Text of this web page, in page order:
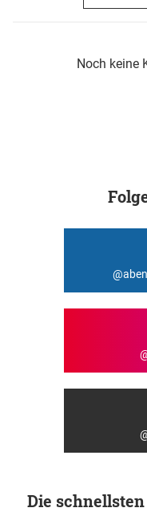
Noch keine
Die